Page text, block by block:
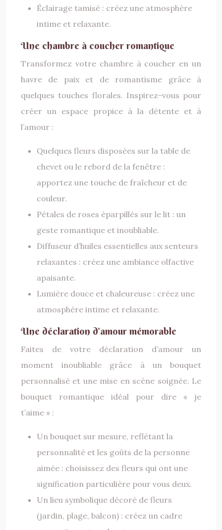
Éclairage tamisé : créez une atmosphère
intime et relaxante.
Une chambre à coucher romantique
Transformez votre chambre à coucher en un
havre de paix et de romantisme grâce à
quelques touches florales. Inspirez-vous pour
créer un espace propice à la détente et à
l’amour :
Quelques fleurs disposées sur la table de
chevet ou le rebord de la fenêtre :
apportez une touche de fraîcheur et de
couleur.
Pétales de roses éparpillés sur le lit : un
geste romantique et inoubliable.
Diffuseur d’huiles essentielles aux senteurs
relaxantes : créez une ambiance olfactive
apaisante.
Lumière douce et chaleureuse : créez une
atmosphère intime et relaxante.
Une déclaration d’amour mémorable
Faites de votre déclaration d’amour un
moment inoubliable grâce à un bouquet
personnalisé et une mise en scène soignée. Le
bouquet romantique idéal pour dire « je
t’aime » :
Un bouquet sur mesure, reflétant la
personnalité et les goûts de la personne
aimée : choisissez des fleurs qui ont une
signification particulière pour vous deux.
Un lieu symbolique décoré de fleurs
(jardin, plage, balcon) : créez un cadre